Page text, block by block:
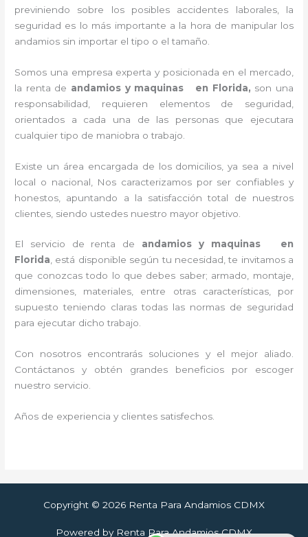
previniendo sobre los posibles accidentes laborales, la
seguridad es lo más importante a la hora de manipular los
andamios sin importar el tipo o el tamaño.
Somos una empresa experta y posicionada en el mercado,
la renta de andamios y maquinas en Florida, son una
responsabilidad, requieren elementos de seguridad,
orientados a cada una de las personas que ejecutara
cualquier tipo de maniobra o trabajo.
Existe un área encargada de los domicilios, ya sea a nivel
local o nacional, Nos caracterizamos por ser confiables y
honestos, apuntando a la satisfacción total de nuestros
clientes, siendo ustedes nuestro mayor objetivo.
El servicio de renta de andamios y maquinas en
Florida, está disponible según tu necesidad, te invitamos a
que conozcas todo lo que debes saber; armado, montaje,
dimensiones, materiales, entre otras características, por
supuesto teniendo claras todas las normas de seguridad
para ejecutar dicho trabajo.
Con nosotros encontrarás soluciones y el mejor aliado.
Contáctanos y obtén grandes beneficios por escoger
nuestro servicio.
Años de experiencia y clientes satisfechos.
Copyright © 2026 Renta Para Andamios CDMX
Powered by Renta Para Andamios CDMX